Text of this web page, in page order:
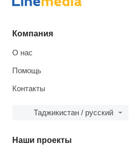
Компания
О нас
Помощь
Контакты
Таджикистан / русский
Наши проекты